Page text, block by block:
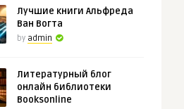
Лучшие книги Альфреда
Ван Вогта
by admin
Литературный блог
онлайн библиотеки
Booksonline